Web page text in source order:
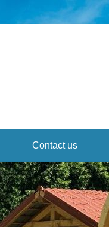
Contact us